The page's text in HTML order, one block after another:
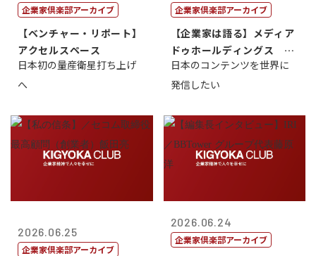
企業家倶楽部アーカイブ
【ベンチャー・リポート】
アクセルスペース
日本初の量産衛星打ち上げ
へ
企業家倶楽部アーカイブ
【企業家は語る】メディア
ドゥホールディングス 代
表取締役社長...
日本のコンテンツを世界に
発信したい
2026.06.25
企業家倶楽部アーカイブ
2026.06.24
企業家倶楽部アーカイブ